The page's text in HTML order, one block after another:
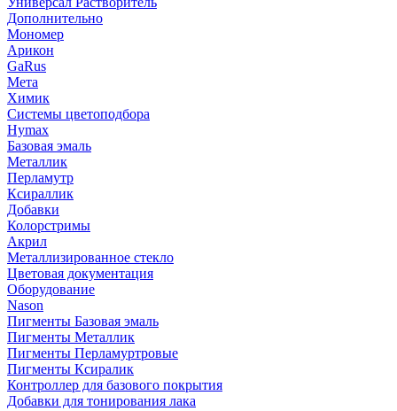
Дополнительно
Мономер
Арикон
GaRus
Мета
Химик
Системы цветоподбора
Hymax
Базовая эмаль
Металлик
Перламутр
Ксираллик
Добавки
Колорстримы
Акрил
Металлизированное стекло
Цветовая документация
Оборудование
Nason
Пигменты Базовая эмаль
Пигменты Металлик
Пигменты Перламуртровые
Пигменты Ксиралик
Контроллер для базового покрытия
Добавки для тонирования лака